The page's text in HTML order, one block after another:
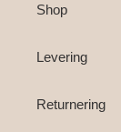
Shop
Levering
Returnering